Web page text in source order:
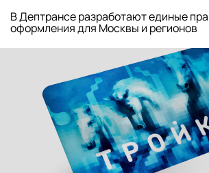
В Дептрансе разработают единые
оформления для Москвы и регионов